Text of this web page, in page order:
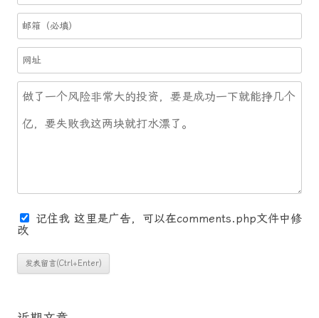
记住我 这里是广告，可以在comments.php文件中修
改